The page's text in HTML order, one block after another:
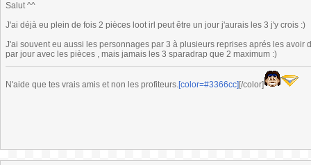
Salut ^^
J'ai déjà eu plein de fois 2 pièces loot irl peut être un jour j'aurais les 3 j'y crois :)
J'ai souvent eu aussi les personnages par 3 à plusieurs reprises aprés les
par jour avec les pièces , mais jamais les 3 sparadrap que 2 maximum :)
N'aide que tes vrais amis et non les profiteurs.[color=#3366cc] [/color]